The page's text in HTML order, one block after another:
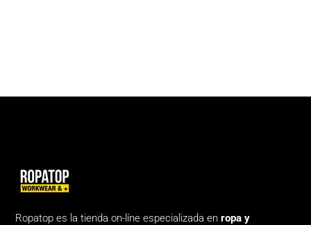
Ropatop es la tienda on-líne especializada enropa y